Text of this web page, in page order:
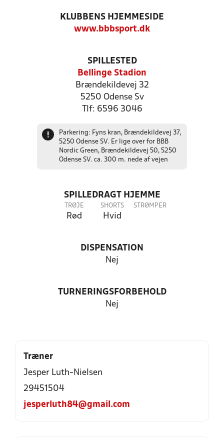
KLUBBENS HJEMMESIDE
www.bbbsport.dk
SPILLESTED
Bellinge Stadion
Brændekildevej 32
5250 Odense Sv
Tlf: 6596 3046
!
Parkering: Fyns kran, Brændekildevej 37,
5250 Odense SV. Er lige over for BBB
Nordic Green, Brændekildevej 50, 5250
Odense SV. ca. 300 m. nede af vejen
SPILLEDRAGT HJEMME
TRØJE
Rød
SHORTS
Hvid
STRØMPER
DISPENSATION
Nej
TURNERINGSFORBEHOLD
Nej
Træner
Jesper Luth-Nielsen
29451504
jesperluth84@gmail.com